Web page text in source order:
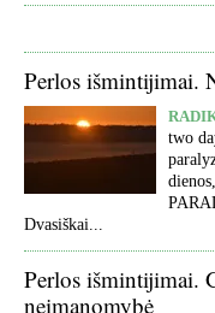
Perlos išmintijimai.
two
Dvasiškai...
Perlos išmintijimai.
neįmanomybė